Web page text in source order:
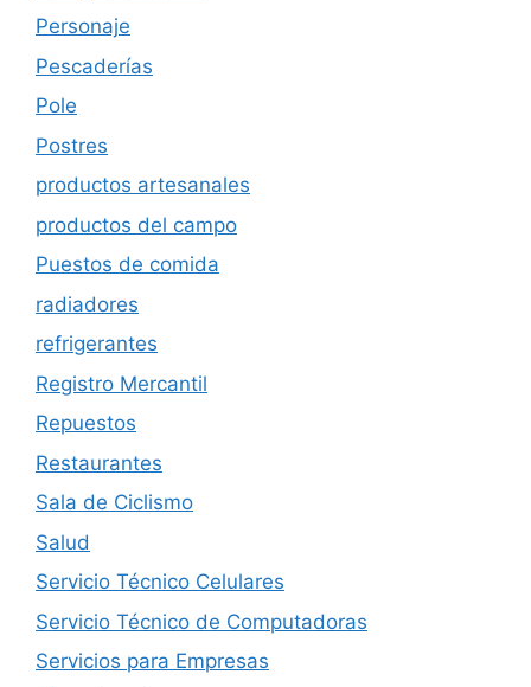
Personaje
Pescaderías
Pole
Postres
productos artesanales
productos del campo
Puestos de comida
radiadores
refrigerantes
Registro Mercantil
Repuestos
Restaurantes
Sala de Ciclismo
Salud
Servicio Técnico Celulares
Servicio Técnico de Computadoras
Servicios para Empresas